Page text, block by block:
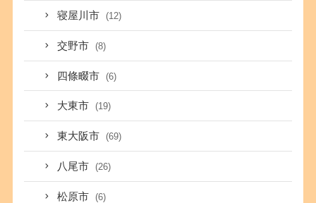
寝屋川市 (12)
交野市 (8)
四條畷市 (6)
大東市 (19)
東大阪市 (69)
八尾市 (26)
松原市 (6)